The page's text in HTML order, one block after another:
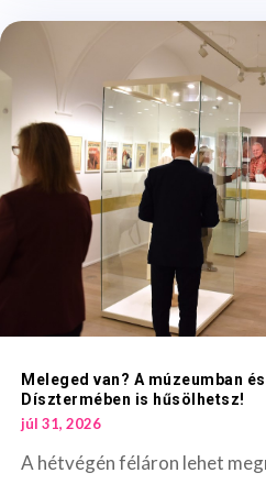
Meleged van? A múzeumban
Dísztermében is hűsölhetsz!
júl 31, 2026
A hétvégén féláron lehet